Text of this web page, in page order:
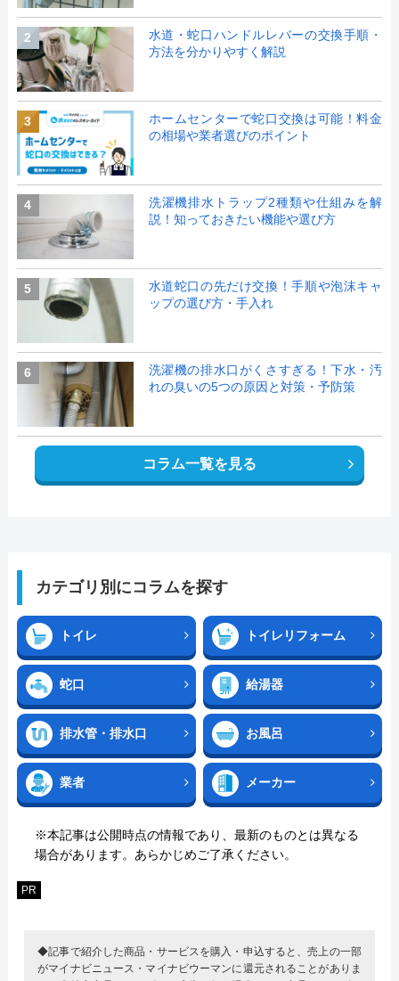
2
水道・蛇口ハンドルレバーの交換手順・
方法を分かりやすく解説
3
ホームセンターで蛇口交換は可能！料金
の相場や業者選びのポイント
4
洗濯機排水トラップ2種類や仕組みを解
説！知っておきたい機能や選び方
5
水道蛇口の先だけ交換！手順や泡沫キャ
ップの選び方・手入れ
6
洗濯機の排水口がくさすぎる！下水・汚
れの臭いの5つの原因と対策・予防策
コラム一覧を見る
カテゴリ別にコラムを探す
トイレ トイレリフォーム
蛇口 給湯器
排水管・排水口 お風呂
業者 メーカー
※本記事は公開時点の情報であり、最新のものとは異なる
場合があります。あらかじめご了承ください。
PR
◆記事で紹介した商品・サービスを購入・申込すると、売上の一部
がマイナビニュース・マイナビウーマンに還元されることがありま